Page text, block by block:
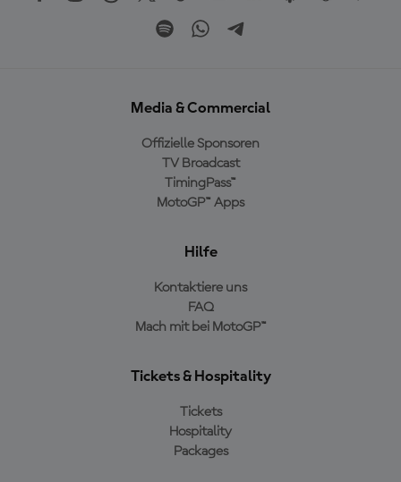
Media & Commercial
Offizielle Sponsoren
TV Broadcast
TimingPass™
MotoGP™ Apps
Hilfe
Kontaktiere uns
FAQ
Mach mit bei MotoGP™
Tickets & Hospitality
Tickets
Hospitality
Packages